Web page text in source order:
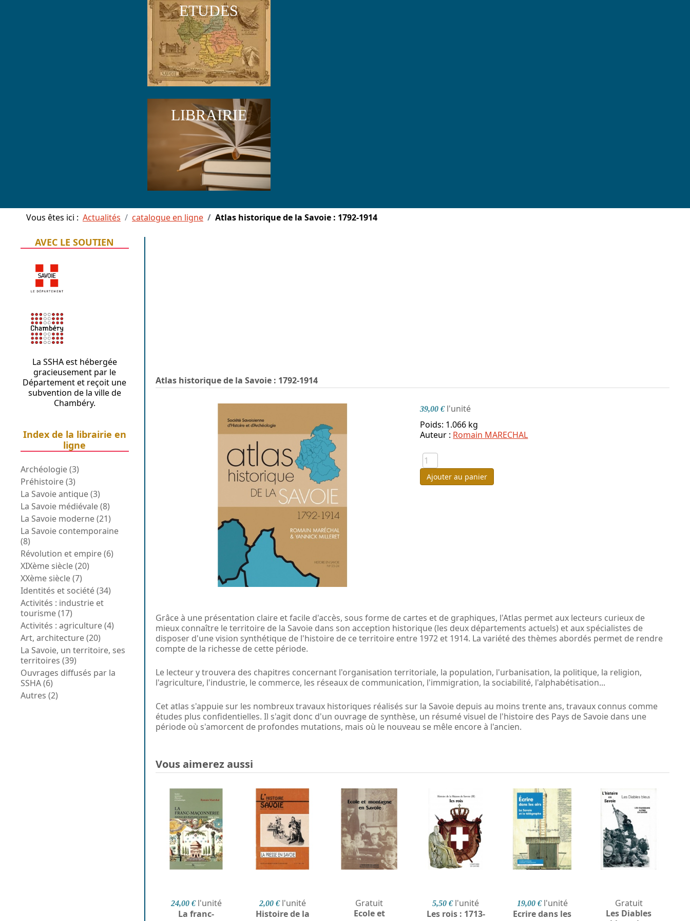
ETUDES
LIBRAIRIE
Vous êtes ici : Actualités catalogue en ligne Atlas historique de la Savoie : 1792-1914
AVEC LE SOUTIEN
La SSHA est hébergée
gracieusement par le
Département et reçoit une
subvention de la ville de
Chambéry.
Index de la librairie en
ligne
Archéologie (3)
Préhistoire (3)
La Savoie antique (3)
La Savoie médiévale (8)
La Savoie moderne (21)
La Savoie contemporaine
(8)
Révolution et empire (6)
XIXème siècle (20)
XXème siècle (7)
Identités et société (34)
Activités : industrie et
tourisme (17)
Activités : agriculture (4)
Art, architecture (20)
La Savoie, un territoire, ses
territoires (39)
Ouvrages diffusés par la
SSHA (6)
Autres (2)
Atlas historique de la Savoie : 1792-1914
39,00 € l'unité
Poids: 1.066 kg
Auteur : Romain MARECHAL
Ajouter au panier
Grâce à une présentation claire et facile d'accès, sous forme de cartes et de graphiques, l'Atlas permet aux lecteurs curieux de
mieux connaître le territoire de la Savoie dans son acception historique (les deux départements actuels) et aux spécialistes de
disposer d'une vision synthétique de l'histoire de ce territoire entre 1972 et 1914. La variété des thèmes abordés permet de rendre
compte de la richesse de cette période.
Le lecteur y trouvera des chapitres concernant l'organisation territoriale, la population, l'urbanisation, la politique, la religion,
l'agriculture, l'industrie, le commerce, les réseaux de communication, l'immigration, la sociabilité, l'alphabétisation...
Cet atlas s'appuie sur les nombreux travaux historiques réalisés sur la Savoie depuis au moins trente ans, travaux connus comme
études plus confidentielles. Il s'agit donc d'un ouvrage de synthèse, un résumé visuel de l'histoire des Pays de Savoie dans une
période où s'amorcent de profondes mutations, mais où le nouveau se mêle encore à l'ancien.
Vous aimerez aussi
24,00 € l'unité
La franc-
2,00 € l'unité
Histoire de la
Gratuit
Ecole et
5,50 € l'unité
Les rois : 1713-
19,00 € l'unité
Ecrire dans les
Gratuit
Les Diables